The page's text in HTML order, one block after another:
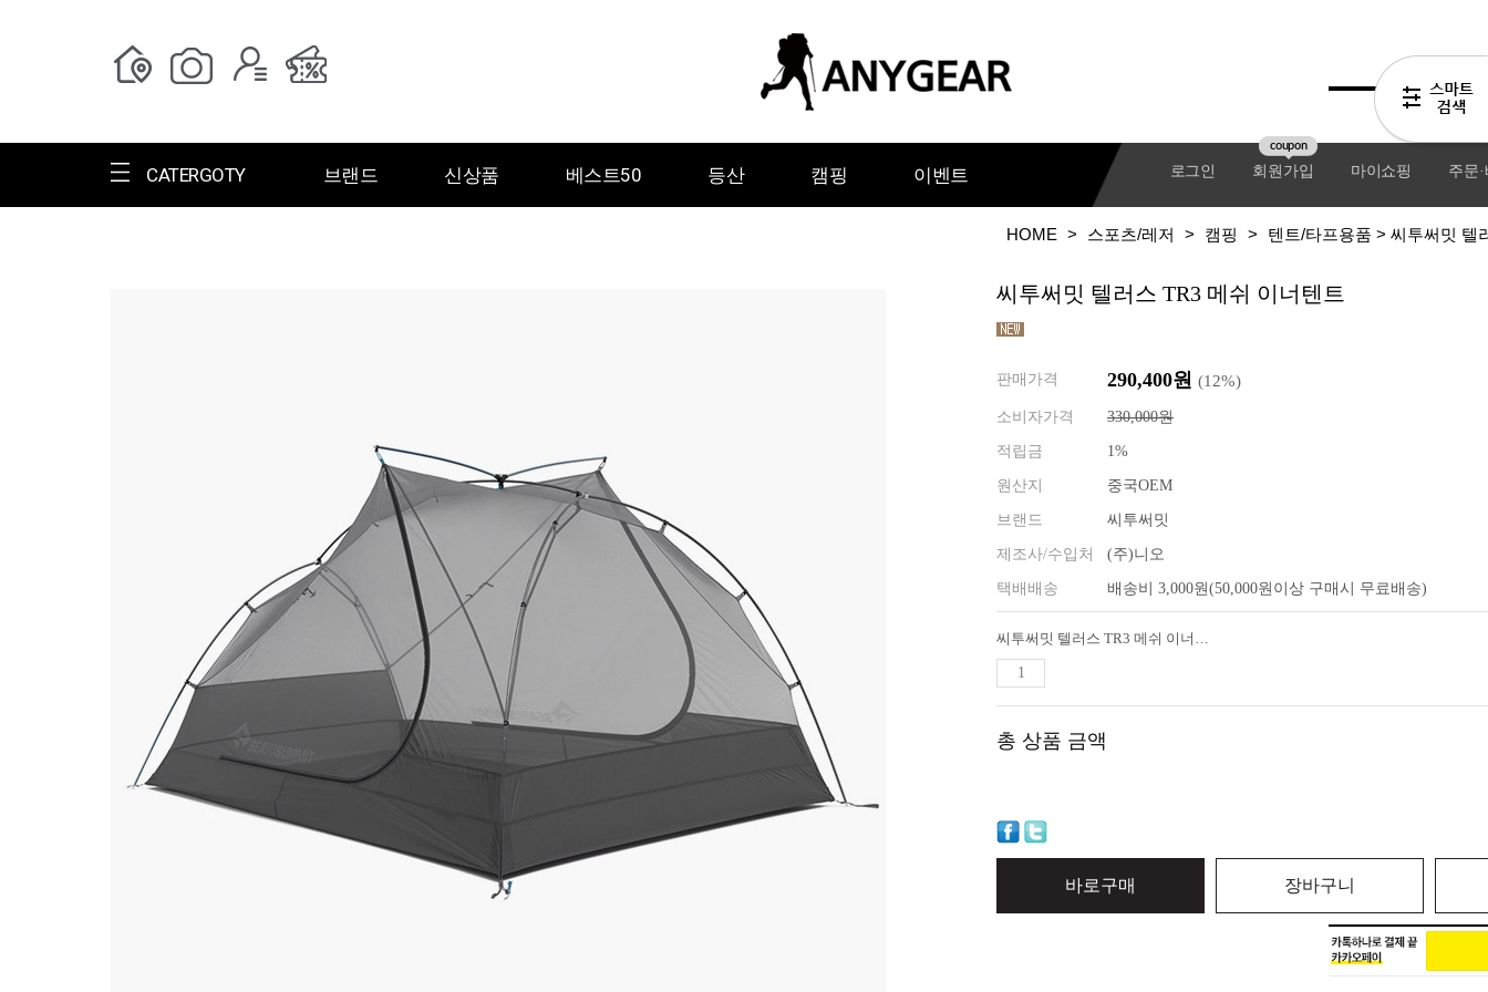
CATERGOTY 브랜드 신상품 베스트50 등산 캠핑 이벤트 로그인 회원가입
coupon
마이쇼핑 주문
그레고리 그레이웨일디자인 기어팩
HOME > 스포츠/레저 > 캠핑 > 텐트/타프용품 > 씨투써밋 텔
씨투써밋 텔러스 TR3 메쉬 이너텐트
판매가격 290,400원 (12%)
소비자가격 330,000원
적립금 1%
원산지 중국OEM
브랜드 씨투써밋
제조사/수입처 (주)니오
택배배송 배송비 3,000원(50,000원이상 구매시 무료배송)
씨투써밋 텔러스 TR3 메쉬 이너텐트
총 상품 금액
바로구매 장바구니